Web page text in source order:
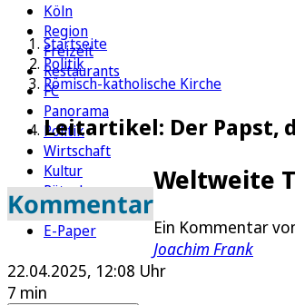
Köln
Region
Freizeit
Restaurants
FC
Panorama
Politik
Wirtschaft
Kultur
Rätsel
Newsletter
E-Paper
Startseite
Politik
Römisch-katholische Kirche
Leitartikel: Der Papst,
Kommentar
Weltweite
Ein Kommentar
Joachim Frank
22.04.2025, 12:08 Uhr
7 min